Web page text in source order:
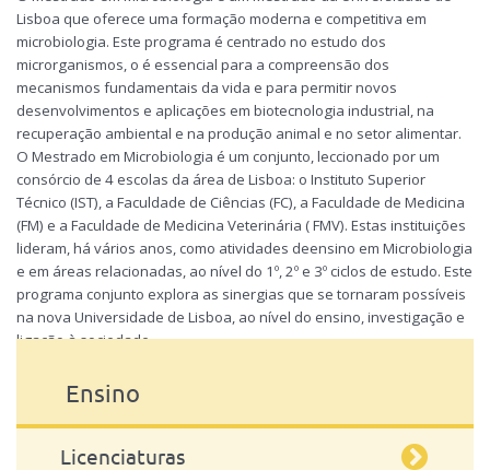
Lisboa que oferece uma formação moderna e competitiva em
microbiologia. Este programa é centrado no estudo dos
microrganismos, o é essencial para a compreensão dos
mecanismos fundamentais da vida e para permitir novos
desenvolvimentos e aplicações em biotecnologia industrial, na
recuperação ambiental e na produção animal e no setor alimentar.
O Mestrado em Microbiologia é um conjunto, leccionado por um
consórcio de 4 escolas da área de Lisboa: o Instituto Superior
Técnico (IST), a Faculdade de Ciências (FC), a Faculdade de Medicina
(FM) e a Faculdade de Medicina Veterinária ( FMV). Estas instituições
lideram, há vários anos, como atividades deensino em Microbiologia
e em áreas relacionadas, ao nível do 1º, 2º e 3º ciclos de estudo. Este
programa conjunto explora as sinergias que se tornaram possíveis
na nova Universidade de Lisboa, ao nível do ensino, investigação e
ligação à sociedade.
para mais informações consulte a
Ensino
Licenciaturas